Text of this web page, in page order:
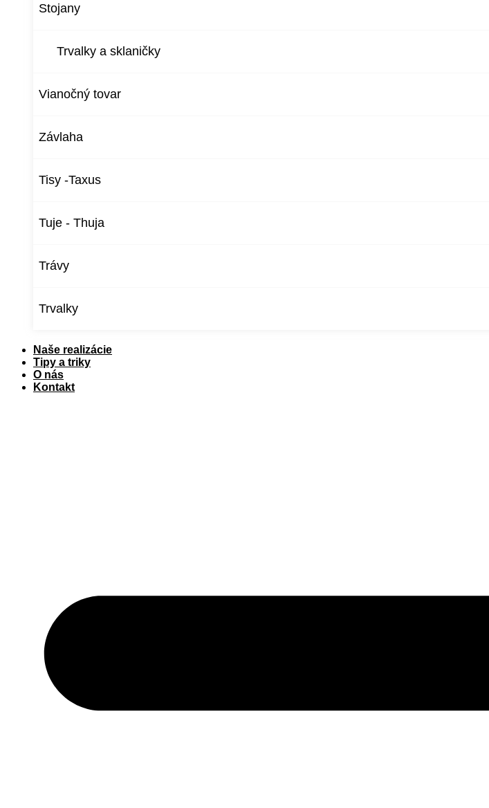
Stojany
Trvalky a sklaničky
Vianočný tovar
Závlaha
Tisy -Taxus
Tuje - Thuja
Trávy
Trvalky
Naše realizácie
Tipy a triky
O nás
Kontakt